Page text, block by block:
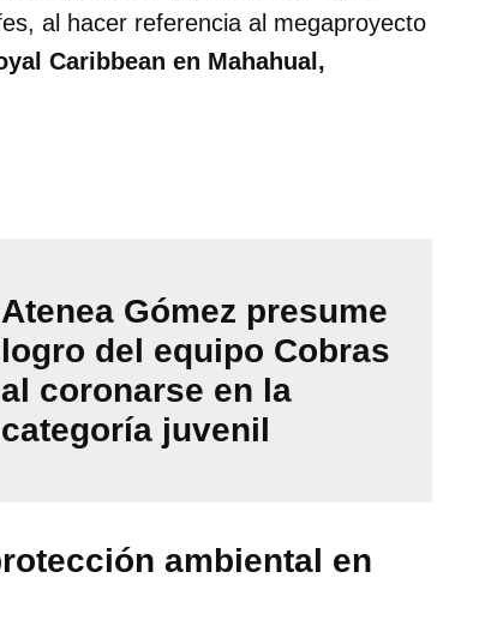
al hacer referencia al megaproyecto
Caribbean en Mahahual,
Atenea Gómez presume
logro del equipo Cobras
al coronarse en la
categoría juvenil
ambiental en